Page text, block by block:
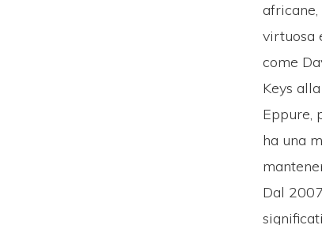
virtuosa
come
Keys
Eppure,
ha una
Dal